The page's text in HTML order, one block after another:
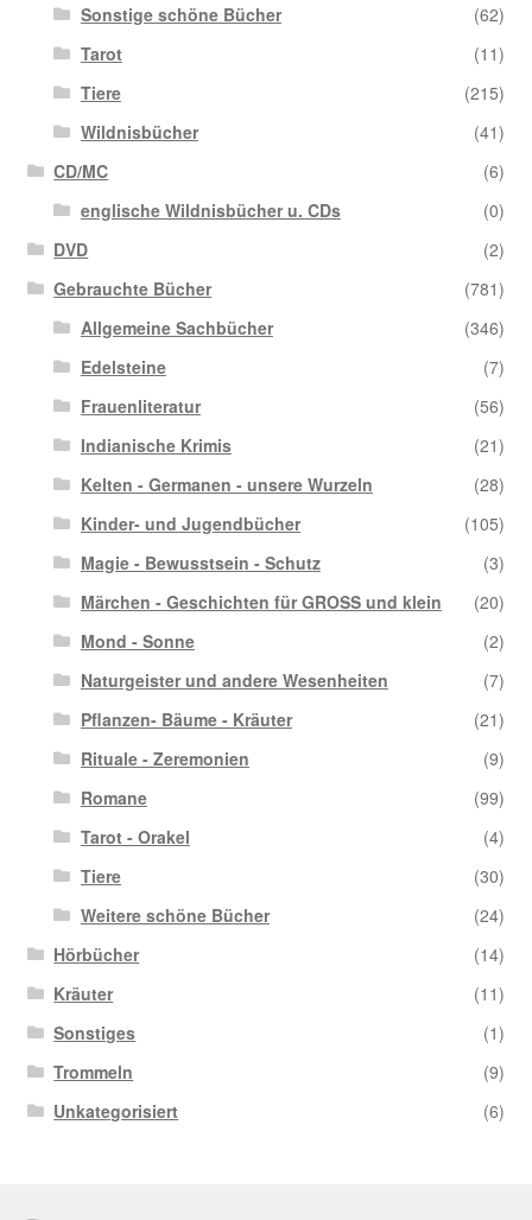
Sonstige schöne Bücher
(62)
Tarot
(11)
Tiere
(215)
Wildnisbücher
(41)
CD/MC
(6)
englische Wildnisbücher u. CDs
(0)
DVD
(2)
Gebrauchte Bücher
(781)
Allgemeine Sachbücher
(346)
Edelsteine
(7)
Frauenliteratur
(56)
Indianische Krimis
(21)
Kelten - Germanen - unsere Wurzeln
(28)
Kinder- und Jugendbücher
(105)
Magie - Bewusstsein - Schutz
(3)
Märchen - Geschichten für GROSS und klein
(20)
Mond - Sonne
(2)
Naturgeister und andere Wesenheiten
(7)
Pflanzen- Bäume - Kräuter
(21)
Rituale - Zeremonien
(9)
Romane
(99)
Tarot - Orakel
(4)
Tiere
(30)
Weitere schöne Bücher
(24)
Hörbücher
(14)
Kräuter
(11)
Sonstiges
(1)
Trommeln
(9)
Unkategorisiert
(6)